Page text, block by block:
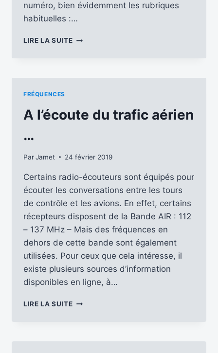
numéro, bien évidemment les rubriques
habituelles :…
LIRE LA SUITEANTENNES
EST
DISPONIBLE
FRÉQUENCES
A l’écoute du trafic aérien
…
ParJamet 24 février 2019
Certains radio-écouteurs sont équipés pour
écouter les conversations entre les tours
de contrôle et les avions. En effet, certains
récepteurs disposent de la Bande AIR : 112
– 137 MHz – Mais des fréquences en
dehors de cette bande sont également
utilisées. Pour ceux que cela intéresse, il
existe plusieurs sources d’information
disponibles en ligne, à…
LIRE LA SUITEA